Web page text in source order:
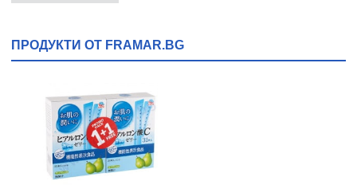
ПРОДУКТИ ОТ FRAMAR.BG